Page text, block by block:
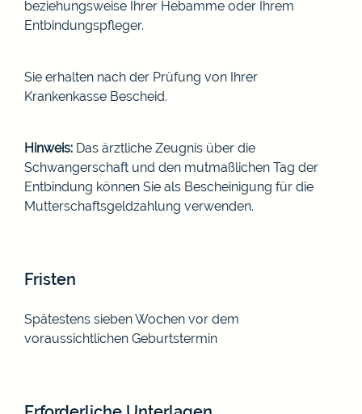
beziehungsweise Ihrer Hebamme oder Ihrem
Entbindungspfleger.
Sie erhalten nach der Prüfung von Ihrer
Krankenkasse Bescheid.
Hinweis: Das ärztliche Zeugnis über die
Schwangerschaft und den mutmaßlichen Tag der
Entbindung können Sie als Bescheinigung für die
Mutterschaftsgeldzahlung verwenden.
Fristen
Spätestens sieben Wochen vor dem
voraussichtlichen Geburtstermin